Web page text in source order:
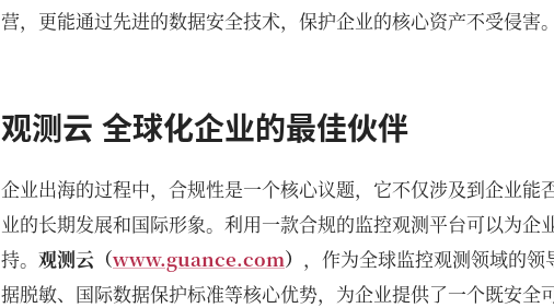
营，更能通过先进的数据安全技术，保护企业的核心资产不受侵害。
观测云 全球化企业的最佳伙伴
企业出海的过程中，合规性是一个核心议题，它不仅涉及到企业能
业的长期发展和国际形象。利用一款合规的监控观测平台可以为企
持。 观测云（www.guance.com） ，作为全球监控观测领域的
据脱敏、国际数据保护标准等核心优势，为企业提供了一个既安全